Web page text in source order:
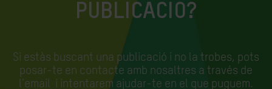
PUBLICACIÓ?
Si estàs buscant una publicació i no la trobes, pots
posar-te en contacte amb nosaltres a través de
l'email i intentarem ajudar-te en el que puguem.